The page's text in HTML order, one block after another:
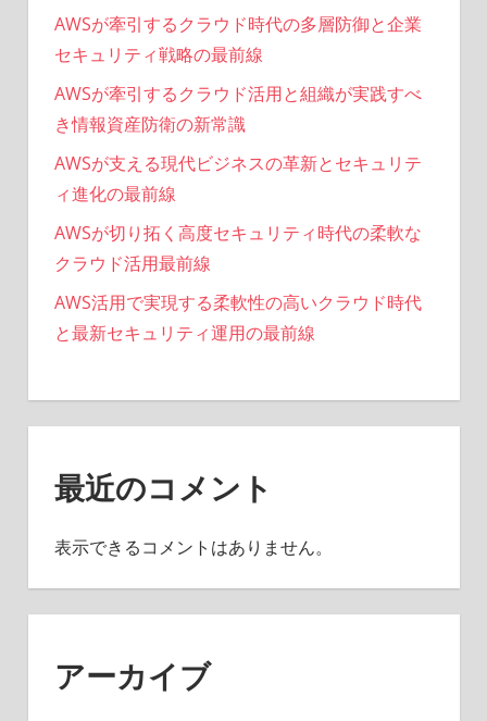
AWSが牽引するクラウド時代の多層防御と企業
セキュリティ戦略の最前線
AWSが牽引するクラウド活用と組織が実践すべ
き情報資産防衛の新常識
AWSが支える現代ビジネスの革新とセキュリテ
ィ進化の最前線
AWSが切り拓く高度セキュリティ時代の柔軟な
クラウド活用最前線
AWS活用で実現する柔軟性の高いクラウド時代
と最新セキュリティ運用の最前線
最近のコメント
表示できるコメントはありません。
アーカイブ